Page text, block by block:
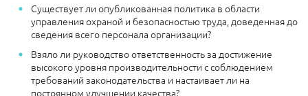
Существует ли опубликованная политика в области
управления охраной и безопасностью труда, доведенная до
сведения всего персонала организации?
Взяло ли руководство ответственность за достижение
высокого уровня производительности с соблюдением
требований законодательства и настаивает ли на
постоянном улучшении качества?